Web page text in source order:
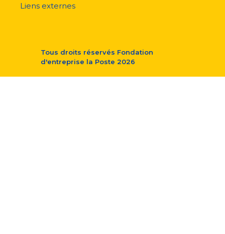
Liens externes
Tous droits réservés Fondation
d'entreprise la Poste 2026